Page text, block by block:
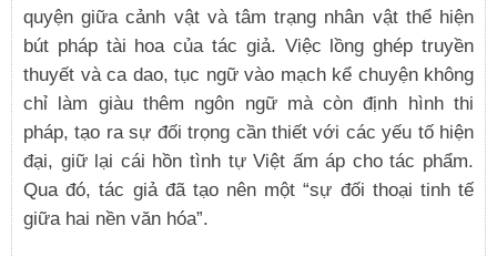
quyện giữa cảnh vật và tâm trạng nhân vật thể hiện
bút pháp tài hoa của tác giả. Việc lồng ghép truyền
thuyết và ca dao, tục ngữ vào mạch kể chuyện không
chỉ làm giàu thêm ngôn ngữ mà còn định hình thi
pháp, tạo ra sự đối trọng cần thiết với các yếu tố hiện
đại, giữ lại cái hồn tình tự Việt ấm áp cho tác phẩm.
Qua đó, tác giả đã tạo nên một “sự đối thoại tinh tế
giữa hai nền văn hóa”.